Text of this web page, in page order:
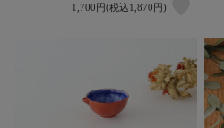
1,700円(税込1,870円)